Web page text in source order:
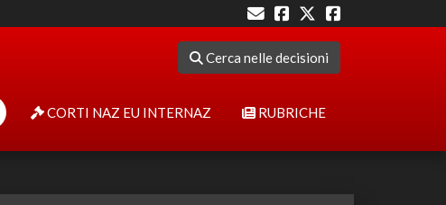
Cerca nelle decisioni
CORTI NAZ EU INTERNAZ RUBRICHE